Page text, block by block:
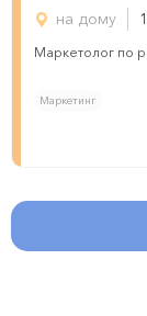
на дому
Маркетолог по
Маркетинг